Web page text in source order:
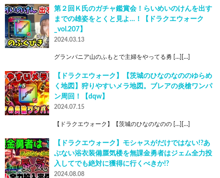
第２回Ｋ氏のガチャ鑑賞会！らいめいのけんを出す
までの雄姿をとくと見よ…！【ドラクエウォーク
_vol.207】
2024.03.13
グランバニア山のふもとで主婦をやってる勇 […][…]
【ドラクエウォーク】【茨城のひなのなののゆらめ
く地図】狩りやすいメラ地図。ブレアの炎槍ワンパ
ン周回！【dqw】
2024.07.15
【ドラクエウォーク】【茨城のひなのなのの […][…]
【ドラクエウォーク】モシャスがだけではない!?あ
ぶない浴衣装備蜃気楼を無課金勇者はジェム全力投
入してでも絶対に獲得に行くべきか!?
2024.08.08